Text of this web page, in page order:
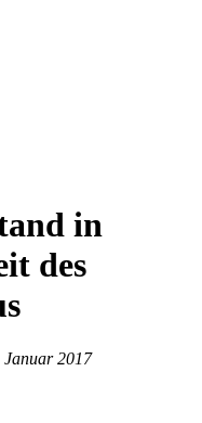
in
des
2017